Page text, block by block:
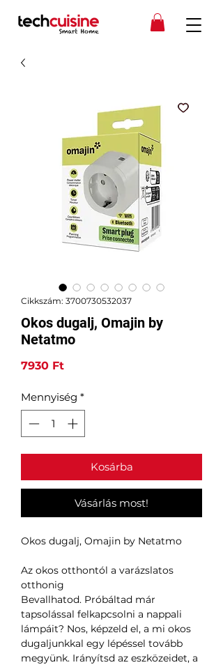
Cikkszám: 3700730532037
Okos dugalj, Omajin by
Netatmo
7930 FtÁr
Mennyiség *
Kosárba
Vásárlás most!
Okos dugalj, Omajin by Netatmo
Az okos otthontól a varázslatos
otthonig
Bevallhatod. Próbáltad már
tapsolással felkapcsolni a nappali
lámpáit? Nos, képzeld el, a mi okos
dugaljunkkal egy lépéssel tovább
megyünk. Irányítsd az eszközeidet, a